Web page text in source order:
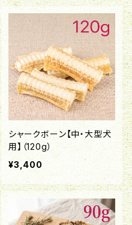
シャークボーン【中・大型犬
用】（120g）
¥3,400